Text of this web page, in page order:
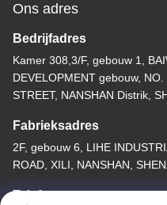
Ons adres
Bedrijfadres
Kamer 308,3/F, gebouw 1,
DEVELOPMENT gebouw,
STREET, NANSHAN Distrik,
Fabrieksadres
2F, gebouw 6, LIHE
ROAD, XILI, NANSHAN,
Telefoon